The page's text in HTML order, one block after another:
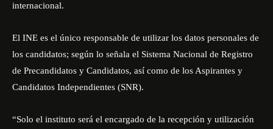
internacional.
El INE es el único responsable de utilizar los datos personales de
los candidatos; según lo señala el Sistema Nacional de Registro
de Precandidatos y Candidatos, así como de los Aspirantes y
Candidatos Independientes (SNR).
“Solo el instituto será el encargado de la recepción y utilización